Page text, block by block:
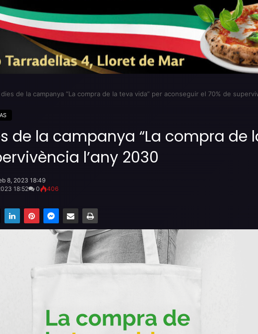
de la campanya “La compra de la teva vida” per aconseguir el 70% de
de la campanya “La compra de
l’any 2030
8, 2023 18:49
18:52
0 406
X LinkedInPinterestMessenger
Compartir por email Imprimir